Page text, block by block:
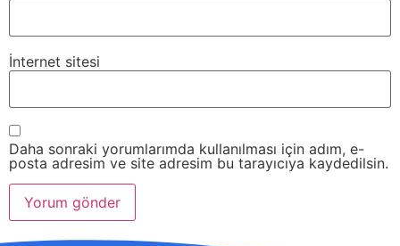
İnternet sitesi
Daha sonraki yorumlarımda kullanılması için adım, e-
posta adresim ve site adresim bu tarayıcıya kaydedilsin.